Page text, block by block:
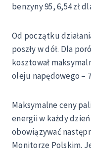
benzyny 95, 6,54 zł
Od początku
poszły w dół. Dla
kosztował
oleju napędowego –
Maksymalne ceny
energii w każdy
obowiązywać
Monitorze Polskim.